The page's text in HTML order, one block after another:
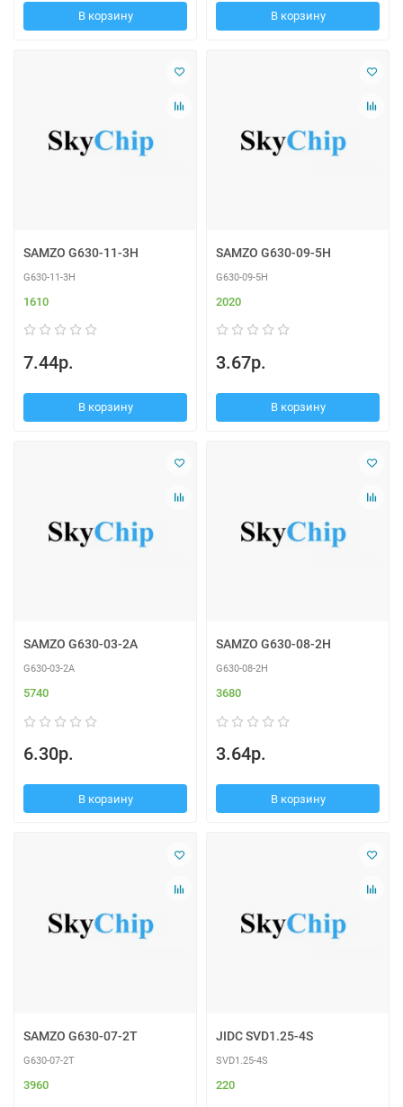
В корзину В корзину
SAMZO G630-11-3H
G630-11-3H
1610
7.44р.
В корзину
SAMZO G630-09-5H
G630-09-5H
2020
3.67р.
В корзину
SAMZO G630-03-2A
G630-03-2A
5740
6.30р.
В корзину
SAMZO G630-08-2H
G630-08-2H
3680
3.64р.
В корзину
SAMZO G630-07-2T
G630-07-2T
3960
JIDC SVD1.25-4S
SVD1.25-4S
220